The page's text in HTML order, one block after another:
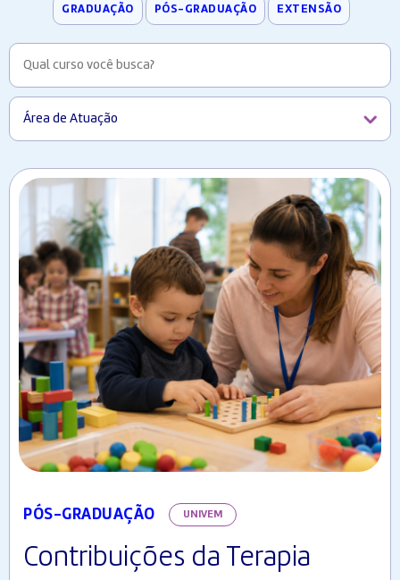
GRADUAÇÃO PÓS-GRADUAÇÃO EXTENSÃO
PÓS-GRADUAÇÃO UNIVEM
Contribuições da Terapia